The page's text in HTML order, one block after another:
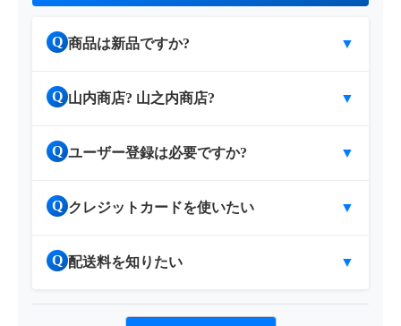
Q 商品は新品ですか? ▼
Q 山内商店? 山之内商店? ▼
Q ユーザー登録は必要ですか? ▼
Q クレジットカードを使いたい ▼
Q 配送料を知りたい ▼